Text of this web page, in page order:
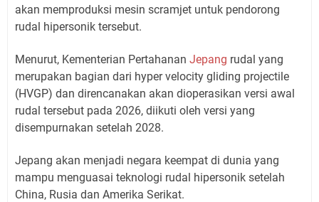
akan memproduksi mesin scramjet untuk pendorong
rudal hipersonik tersebut.
Menurut, Kementerian Pertahanan Jepang rudal yang
merupakan bagian dari hyper velocity gliding projectile
(HVGP) dan direncanakan akan dioperasikan versi awal
rudal tersebut pada 2026, diikuti oleh versi yang
disempurnakan setelah 2028.
Jepang akan menjadi negara keempat di dunia yang
mampu menguasai teknologi rudal hipersonik setelah
China, Rusia dan Amerika Serikat.